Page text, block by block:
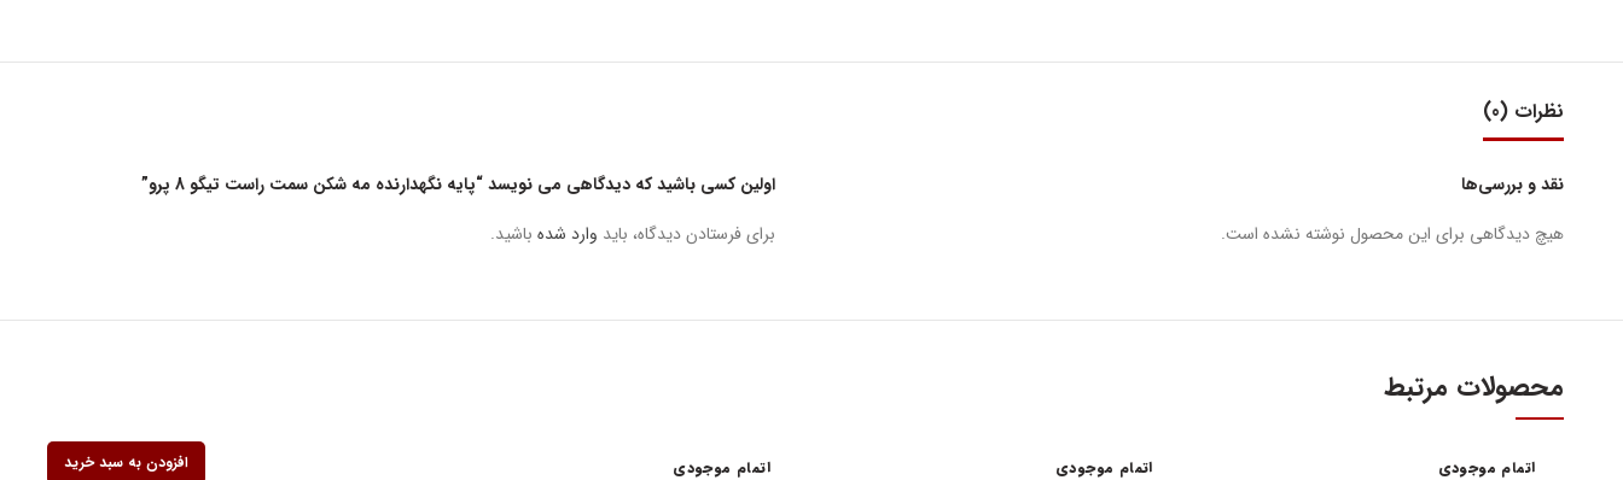
نظرات (0)
نقد و بررسی‌ها
هیچ دیدگاهی برای این محصول نوشته نشده است.
اولین کسی باشید که دیدگاهی می نویسد “پایه نگهدارنده مه شکن سمت راست تیگو 8 پرو”
برای فرستادن دیدگاه، باید وارد شدهباشید.
محصولات مرتبط
اتمام موجودی اتمام موجودی اتمام موجودی افزودن به سبد خرید